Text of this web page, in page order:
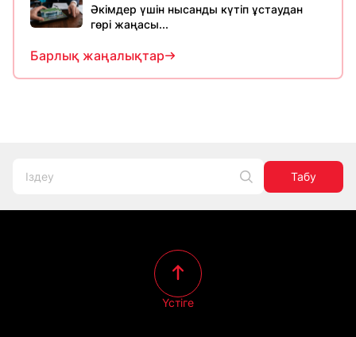
Әкімдер үшін нысанды күтіп ұстаудан
гөрі жаңасы...
Барлық жаңалықтар
Табу
Үстіге